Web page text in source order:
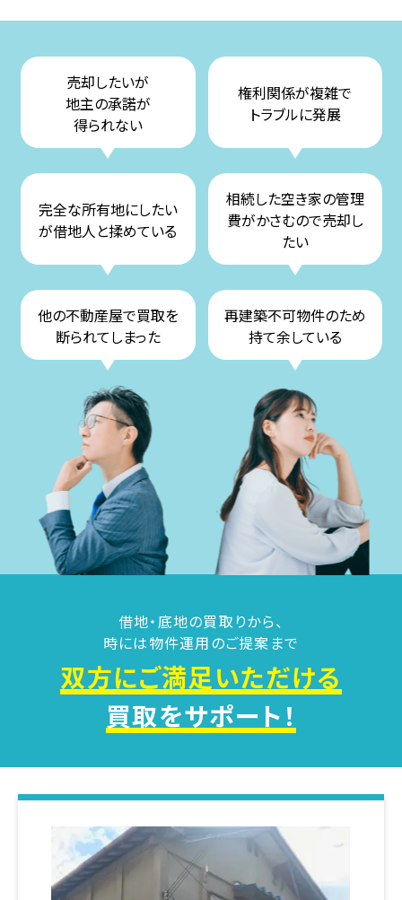
売却したいが
地主の承諾が
得られない
権利関係が複雑で
トラブルに発展
完全な所有地にしたい
が借地人と揉めている
相続した空き家の管理
費がかさむので売却し
たい
他の不動産屋で買取を
断られてしまった
再建築不可物件のため
持て余している
借地・底地の買取りから、
時には物件運用のご提案まで
双方にご満足いただける
買取をサポート！